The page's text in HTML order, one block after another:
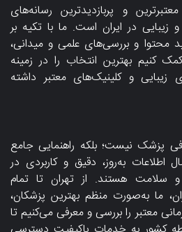
و پربازدیدترین رسانه‌های
در ایران است. ما با تکیه بر
محتوا و بررسی‌های علمی و میدانی،
کنیم بهترین انتخاب را در زمینه
و کلینیک‌های معتبر داشته
پزشک نیست؛ بلکه راهنمایی جامع
اطلاعات به‌روز، دقیق و کاربردی در
و سلامت هستند. از تهران تا تمام
ما به‌صورت منظم بهترین پزشکان،
معتبر را بررسی و معرفی می‌کنیم تا